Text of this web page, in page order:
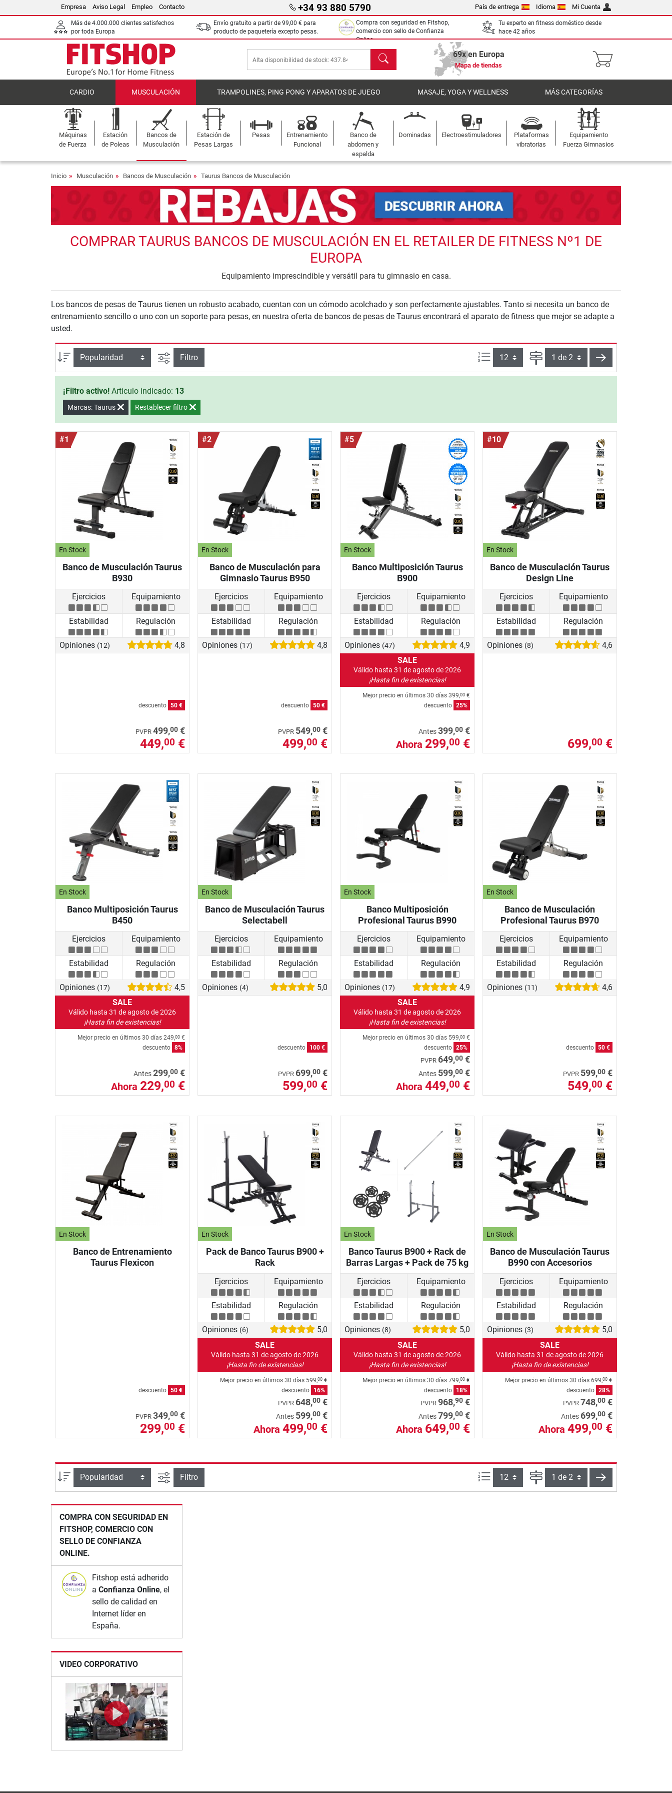
Empresa Aviso Legal Empleo Contacto +34 93 880 5790 País de entrega Idioma Mi Cuenta
Más de 4.000.000 clientes satisfechos
por toda Europa
Envío gratuito a partir de 99,00 € para
producto de paquetería excepto pesas.
Compra con seguridad en Fitshop,
comercio con sello de Confianza
Online.
Tu experto en fitness doméstico desde
hace 42 años
Buscar 69x en Europa
Mapa de tiendas
CARDIO MUSCULACIÓN TRAMPOLINES, PING PONG Y APARATOS DE JUEGO MASAJE, YOGA Y WELLNESS MÁS CATEGORÍAS
Máquinas
de Fuerza
Estación
de Poleas
Bancos de
Musculación
Estación de
Pesas Largas
Pesas
Entrenamiento
Funcional
Banco de
abdomen y
espalda
Dominadas Electroestimuladores
Plataformas
vibratorias
Equipamiento
Fuerza Gimnasios
Inicio Musculación Bancos de Musculación Taurus Bancos de Musculación
COMPRAR TAURUS BANCOS DE MUSCULACIÓN EN EL RETAILER DE FITNESS Nº1 DE
EUROPA
Equipamiento imprescindible y versátil para tu gimnasio en casa.
Los bancos de pesas de Taurus tienen un robusto acabado, cuentan con un cómodo acolchado y son perfectamente ajustables. Tanto si necesita un banco de
entrenamiento sencillo o uno con un soporte para pesas, en nuestra oferta de bancos de pesas de Taurus encontrará el aparato de fitness que mejor se adapte a
usted.
Ordenar por Busqueda avanzada
Filtro Artículos por página:
Página siguiente
¡Filtro activo! Artículo indicado: 13
Marcas: Taurus Restablecer filtro
#1
En Stock
Banco de Musculación Taurus
B930
Ejercicios Equipamiento
Estabilidad Regulación
Opiniones (12) 4,8
descuento 50 €
PVPR 499,00 €
449,00 €
#2
En Stock
Banco de Musculación para
Gimnasio Taurus B950
Ejercicios Equipamiento
Estabilidad Regulación
Opiniones (17) 4,8
descuento 50 €
PVPR 549,00 €
499,00 €
#5
En Stock
Banco Multiposición Taurus
B900
Ejercicios Equipamiento
Estabilidad Regulación
Opiniones (47)
4,9
SALE
Válido hasta 31 de agosto de 2026
¡Hasta fin de existencias!
Mejor precio en últimos 30 días 399,00 €
descuento 25%
Antes399,00 €
Ahora 299,00 €
#10
En Stock
Banco de Musculación Taurus
Design Line
Ejercicios Equipamiento
Estabilidad Regulación
Opiniones (8) 4,6
699,00 €
En Stock
Banco Multiposición Taurus
B450
Ejercicios Equipamiento
Estabilidad Regulación
Opiniones (17)
4,5
SALE
Válido hasta 31 de agosto de 2026
¡Hasta fin de existencias!
Mejor precio en últimos 30 días 249,00 €
descuento 8%
Antes299,00 €
Ahora 229,00 €
En Stock
Banco de Musculación Taurus
Selectabell
Ejercicios Equipamiento
Estabilidad Regulación
Opiniones (4) 5,0
descuento 100 €
PVPR 699,00 €
599,00 €
En Stock
Banco Multiposición
Profesional Taurus B990
Ejercicios Equipamiento
Estabilidad Regulación
Opiniones (17)
4,9
SALE
Válido hasta 31 de agosto de 2026
¡Hasta fin de existencias!
Mejor precio en últimos 30 días 599,00 €
descuento 25%
PVPR 649,00 €
Antes 599,00 €
Ahora 449,00 €
En Stock
Banco de Musculación
Profesional Taurus B970
Ejercicios Equipamiento
Estabilidad Regulación
Opiniones (11) 4,6
descuento 50 €
PVPR 599,00 €
549,00 €
En Stock
Banco de Entrenamiento
Taurus Flexicon
descuento 50 €
PVPR 349,00 €
299,00 €
En Stock
Pack de Banco Taurus B900 +
Rack
Ejercicios Equipamiento
Estabilidad Regulación
Opiniones (6)
5,0
SALE
Válido hasta 31 de agosto de 2026
¡Hasta fin de existencias!
Mejor precio en últimos 30 días 599,00 €
descuento
16%
PVPR 648,00 €
Antes 599,00 €
Ahora 499,00 €
En Stock
Banco Taurus B900 + Rack de
Barras Largas + Pack de 75 kg
Ejercicios Equipamiento
Estabilidad Regulación
Opiniones (8)
5,0
SALE
Válido hasta 31 de agosto de 2026
¡Hasta fin de existencias!
Mejor precio en últimos 30 días 799,00 €
descuento
18%
PVPR 968,90 €
Antes799,00 €
Ahora 649,00 €
En Stock
Banco de Musculación Taurus
B990 con Accesorios
Ejercicios Equipamiento
Estabilidad Regulación
Opiniones (3)
5,0
SALE
Válido hasta 31 de agosto de 2026
¡Hasta fin de existencias!
Mejor precio en últimos 30 días 699,00 €
descuento 28%
PVPR 748,00 €
Antes 699,00 €
Ahora 499,00 €
Ordenar por Busqueda avanzada
Filtro Artículos por página:
Página siguiente
COMPRA CON SEGURIDAD EN
FITSHOP, COMERCIO CON
SELLO DE CONFIANZA
ONLINE.
Fitshop está adherido
aConfianza Online, el
sello de calidad en
Internet líder en
España.
VIDEO CORPORATIVO